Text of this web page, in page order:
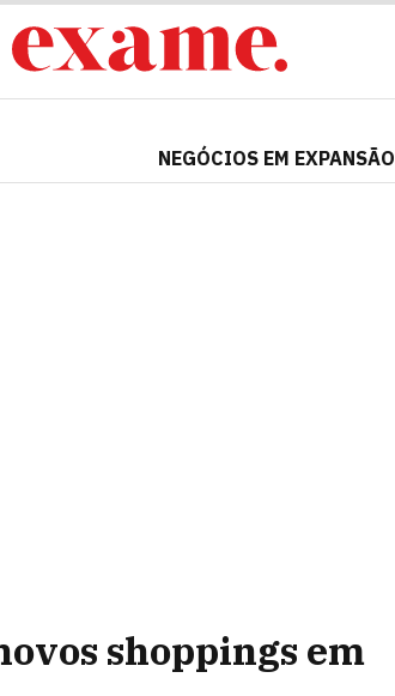
NEGÓCIOS EM EXPANSÃO
shoppings em